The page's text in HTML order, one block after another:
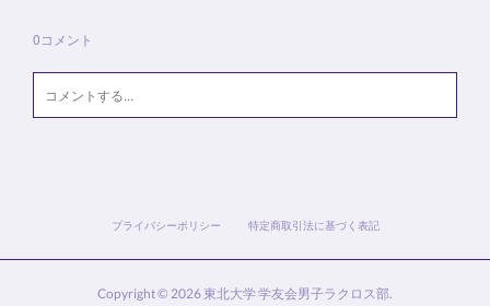
0コメント
プライバシーポリシー 特定商取引法に基づく表記
Copyright © 2026 東北大学 学友会男子ラクロス部.